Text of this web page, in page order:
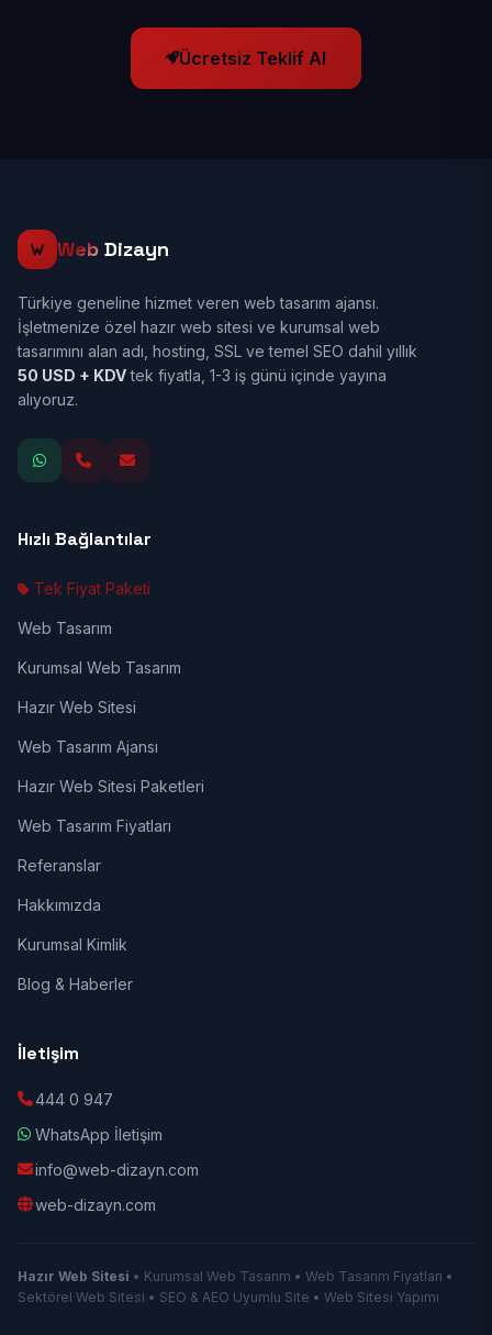
Ücretsiz Teklif Al
Web Dizayn
Türkiye geneline hizmet veren web tasarım ajansı.
İşletmenize özel hazır web sitesi ve kurumsal web
tasarımını alan adı, hosting, SSL ve temel SEO dahil yıllık
50 USD + KDVtek fiyatla, 1-3 iş günü içinde yayına
alıyoruz.
Hızlı Bağlantılar
Tek Fiyat Paketi
Web Tasarım
Kurumsal Web Tasarım
Hazır Web Sitesi
Web Tasarım Ajansı
Hazır Web Sitesi Paketleri
Web Tasarım Fiyatları
Referanslar
Hakkımızda
Kurumsal Kimlik
Blog & Haberler
İletişim
444 0 947
WhatsApp İletişim
info@web-dizayn.com
web-dizayn.com
Hazır Web Sitesi • Kurumsal Web Tasarım • Web Tasarım Fiyatları •
Sektörel Web Sitesi • SEO & AEO Uyumlu Site • Web Sitesi Yapımı